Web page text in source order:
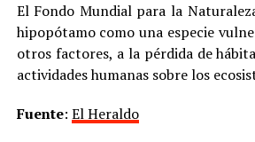
El Fondo Mundial para la
hipopótamo como una especie
otros factores, a la pérdida de
actividades humanas sobre los
Fuente: El Heraldo